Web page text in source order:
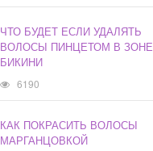
ЧТО БУДЕТ ЕСЛИ УДАЛЯТЬ
ВОЛОСЫ ПИНЦЕТОМ В ЗОНЕ
БИКИНИ
6190
КАК ПОКРАСИТЬ ВОЛОСЫ
МАРГАНЦОВКОЙ